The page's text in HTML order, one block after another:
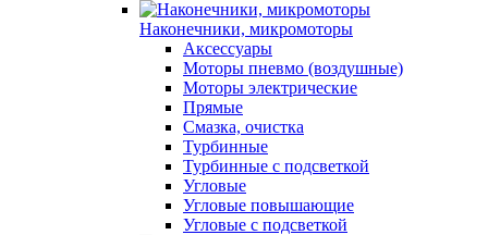
Наконечники, микромоторы
Аксессуары
Моторы пневмо (воздушные)
Моторы электрические
Прямые
Смазка, очистка
Турбинные
Турбинные с подсветкой
Угловые
Угловые повышающие
Угловые с подсветкой